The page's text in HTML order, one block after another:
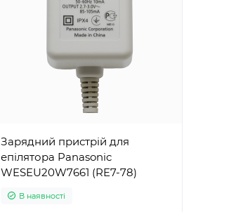
Зарядний пристрій для
епілятора Panasonic
WESEU20W7661 (RE7-78)
В наявності